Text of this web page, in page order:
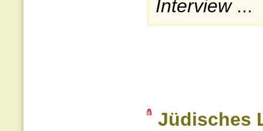
Interview ...
Jüdisches